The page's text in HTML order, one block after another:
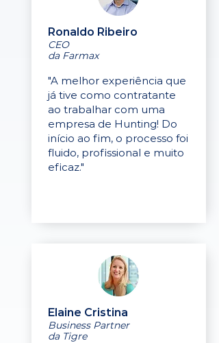
Ronaldo Ribeiro
CEO
da Farmax
"A melhor experiência que
já tive como contratante
ao trabalhar com uma
empresa de Hunting! Do
início ao fim, o processo foi
fluido, profissional e muito
eficaz."
Elaine Cristina
Business Partner
da Tigre